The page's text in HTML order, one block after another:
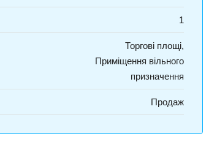
1
Торгові площі,
Приміщення вільного
призначення
Продаж